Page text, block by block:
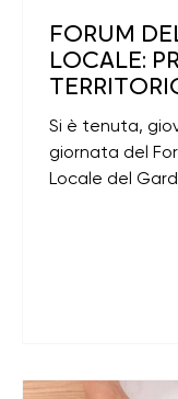
FORUM
LOCALE:
BOZZA DI
Si è tenuta,
giornata del
Locale del